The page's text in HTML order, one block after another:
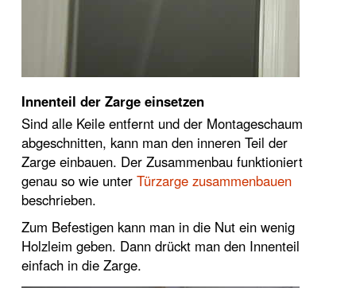
Innenteil der Zarge einsetzen
Sind alle Keile entfernt und der Montageschaum
abgeschnitten, kann man den inneren Teil der
Zarge einbauen. Der Zusammenbau funktioniert
genau so wie unter Türzarge zusammenbauen
beschrieben.
Zum Befestigen kann man in die Nut ein wenig
Holzleim geben. Dann drückt man den Innenteil
einfach in die Zarge.